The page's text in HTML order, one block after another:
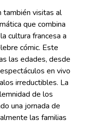
también visitas al
que combina
cultura francesa a
cómic. Este
las edades, desde
en vivo
irreductibles. La
de los
una jornada de
las familias